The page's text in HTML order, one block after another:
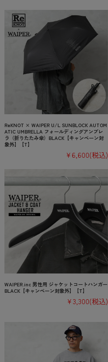
ReKNOT × WAIPER U/L SUNBLOCK AUTOM
ATIC UMBRELLA フォールディングアンブレ
ラ（折りたたみ傘）BLACK【キャンペーン対
象外】【T】
¥6,600(税込)
WAIPER.inc 男性用 ジャケットコートハンガー
BLACK【キャンペーン対象外】【T】
¥3,300(税込)